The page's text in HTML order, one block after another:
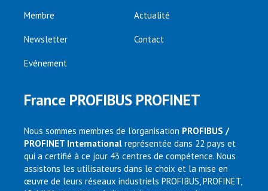
Membre Actualité
Newsletter Contact
Evénement
France PROFIBUS PROFINET
Nous sommes membres de l’organisation PROFIBUS /
PROFINET International représentée dans 22 pays et
qui a certifié à ce jour 43 centres de compétence. Nous
assistons les utilisateurs dans le choix et la mise en
œuvre de leurs réseaux industriels PROFIBUS, PROFINET,